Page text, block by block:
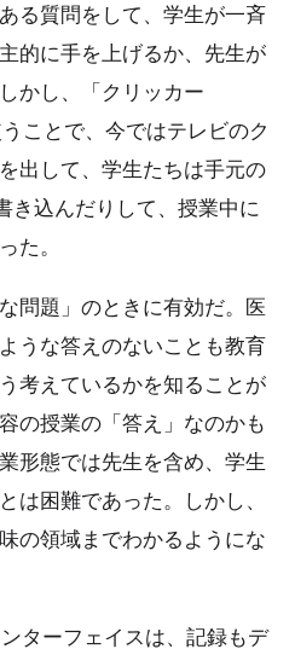
る質問をして、学生が一斉
的に手を上げるか、先生が
かし、「クリッカー
ことで、今ではテレビのク
出して、学生たちは手元の
込んだりして、授業中に
た。
問題」のときに有効だ。医
うな答えのないことも教育
考えているかを知ることが
の授業の「答え」なのかも
形態では先生を含め、学生
は困難であった。しかし、
の領域までわかるようにな
ターフェイスは、記録もデ